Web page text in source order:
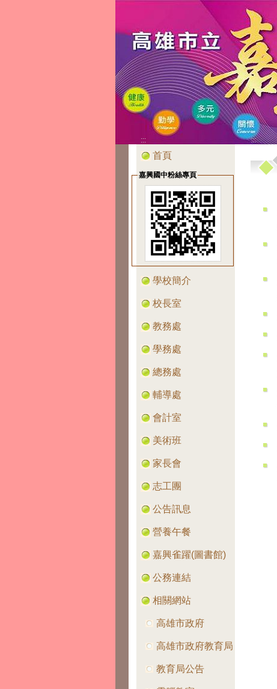
:::
首頁
嘉興國中粉絲專頁
學校簡介
校長室
教務處
學務處
總務處
輔導處
會計室
美術班
家長會
志工團
公告訊息
營養午餐
嘉興雀躍(圖書館)
公務連結
相關網站
高雄市政府
高雄市政府教育局
教育局公告
:::